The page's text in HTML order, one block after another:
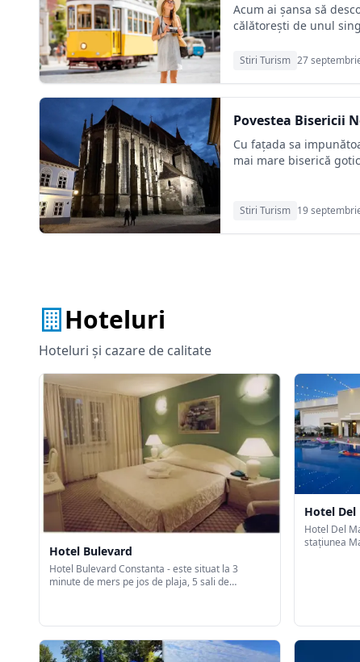
Acum ai șansa să
călătorești de unul
Stiri Turism 27
Povestea Bisericii
Cu fațada sa
mai mare biserică
Stiri Turism 19
Hoteluri
Hoteluri și cazare de calitate
Hotel Bulevard
Hotel Bulevard Constanta - este situat la 3
minute de mers pe jos de plaja, 5 sali de
Hotel Del
Hotel Del
staţiunea